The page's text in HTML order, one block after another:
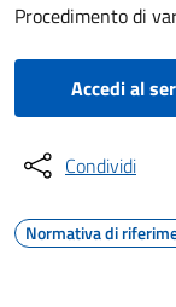
Procedimento di
Accedi al
Condividi
Normativa di